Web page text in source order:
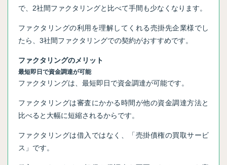
で、2社間ファクタリングと比べて手間も少なくなります。
ファクタリングの利用を理解してくれる売掛先企業様でし
たら、3社間ファクタリングでの契約がおすすめです。
ファクタリングのメリット
最短即日で資金調達が可能
ファクタリングは、最短即日で資金調達が可能です。
ファクタリングは審査にかかる時間が他の資金調達方法と
比べると大幅に短縮されるからです。
ファクタリングは借入ではなく、「売掛債権の買取サービ
ス」です。